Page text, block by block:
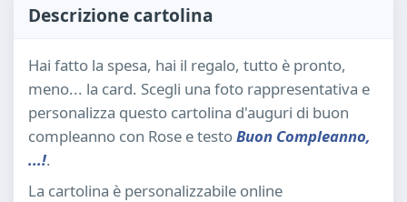
Descrizione cartolina
Hai fatto la spesa, hai il regalo, tutto è pronto,
meno... la card. Scegli una foto rappresentativa e
personalizza questo cartolina d'auguri di buon
compleanno con Rose e testoBuon Compleanno,
...!.
La cartolina è personalizzabile online